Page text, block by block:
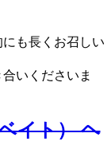
も長くお召しい
いくださいま
イト） ヘ